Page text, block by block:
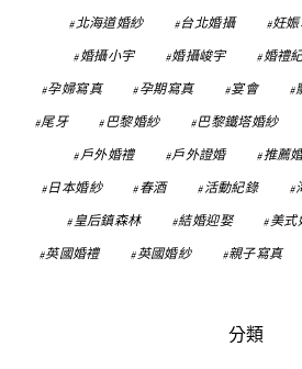
北海道婚紗 台北婚攝 妊
婚攝小宇 婚攝峻宇 婚禮
孕婦寫真 孕期寫真 宴會
尾牙 巴黎婚紗 巴黎鐵塔婚紗
戶外婚禮 戶外證婚 推薦
日本婚紗 春酒 活動紀錄
皇后鎮森林 結婚迎娶 美式
英國婚禮 英國婚紗 親子寫真
分類